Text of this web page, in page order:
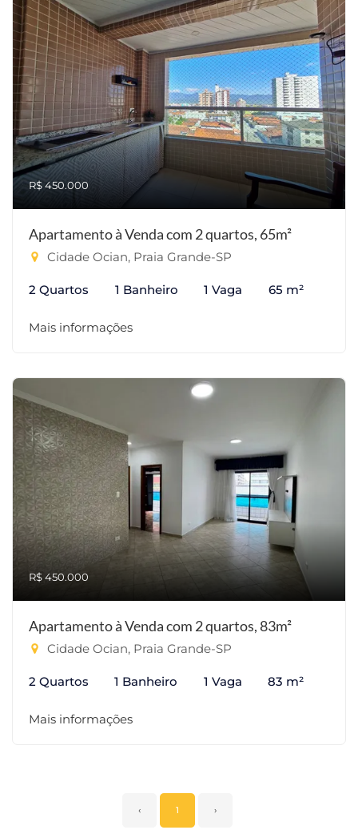
R$ 450.000
Apartamento à Venda com 2 quartos, 65m²
Cidade Ocian, Praia Grande-SP
2 Quartos 1 Banheiro 1 Vaga 65 m²
Mais informações
R$ 450.000
Apartamento à Venda com 2 quartos, 83m²
Cidade Ocian, Praia Grande-SP
2 Quartos 1 Banheiro 1 Vaga 83 m²
Mais informações
‹ 1 ›